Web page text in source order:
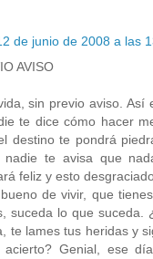
de junio de 2008 a las
AVISO
sin previo aviso. Así
te dice cómo hacer
destino te pondrá
nadie te avisa que
feliz y esto
de vivir, que
suceda lo que suceda.
te lames tus heridas y
acierto? Genial, ese